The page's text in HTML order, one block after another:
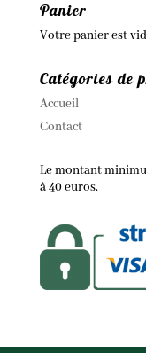
Panier
Votre panier est
Catégories de
Accueil
Contact
Le montant
à 40 euros.